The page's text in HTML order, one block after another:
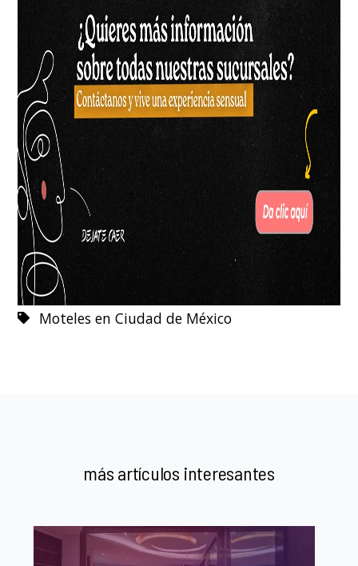
Moteles en Ciudad de México
más artículos interesantes